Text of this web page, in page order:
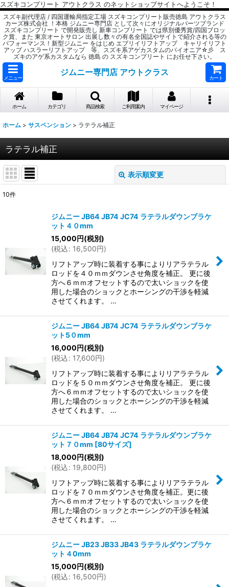
スズキコンプリート アウトクラス のネットショップサイトへようこそ！
スズキ副代理店 / 四国運輸局指定工場 スズキコンプリート販売徳島 アウトクラス
カーズ株式会社 ！本格 ジムニー専門店 として次々にオリジナルパーツブランド
スズキコンプリート で開発販売し 新車コンプリート では県別優秀賞/四国ブロッ
ク賞、また 東京オートサロン 出展し数々の有名全国誌やサイトで紹介される等の
パフォーマンス！新型ジムニー をはじめ エブリイリフトアップ キャリイリフト
アップ ハスラーリフトアップ 等、スズキ系アゲカスタムのパイオニア☆彡 ス
ズキのアゲ系カスタムなら 徳島 の スズキコンプリート にお任せ下さい。
メニュー
ジムニー専門店 アウトクラス
カート
ホーム カテゴリ 商品検索 ご利用案内 マイページ
ホーム > サスペンション > ラテラル補正
ラテラル補正
表示順変更
絞り込む
10件
ジムニー JB64 JB74 JC74 ラテラルダウンブラケ
ット４０mm
15,000円(税別)
(税込: 16,500円)
リフトアップ時に装着する事によりリアラテラル
ロッドを４０ｍｍダウンさせ角度を補正。 更に後
方へ６ｍｍオフセットするので太いショックを使
用した場合のショックとホーシングの干渉を軽減
させてくれます。 …
ジムニー JB64 JB74 JC74 ラテラルダウンブラケ
ット5０mm
16,000円(税別)
(税込: 17,600円)
リフトアップ時に装着する事によりリアラテラル
ロッドを５０ｍｍダウンさせ角度を補正。 更に後
方へ６ｍｍオフセットするので太いショックを使
用した場合のショックとホーシングの干渉を軽減
させてくれます。 …
ジムニー JB64 JB74 JC74 ラテラルダウンブラケ
ット７０mm [80サイズ]
18,000円(税別)
(税込: 19,800円)
リフトアップ時に装着する事によりリアラテラル
ロッドを７０ｍｍダウンさせ角度を補正。更に後
方へ６ｍｍオフセットするので太いショックを使
用した場合のショックとホーシングの干渉を軽減
させてくれます。 …
ジムニー JB23 JB33 JB43 ラテラルダウンブラケ
ット４0mm
15,000円(税別)
(税込: 16,500円)